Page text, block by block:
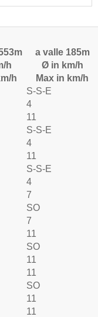
h
h
a valle 185m
Ø in km/h
Max in km/h
S-S-E
4
11
S-S-E
4
11
S-S-E
4
7
SO
7
11
SO
11
11
SO
11
11